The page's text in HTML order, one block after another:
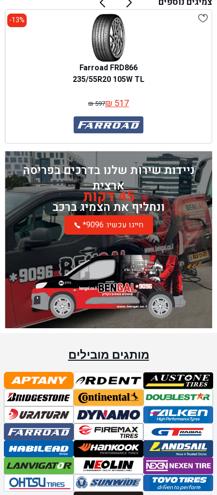
13%-
Farroad FRD866
235/55R20 105W TL
₪597
המחיר
המקורי
היה:
₪ 597.
₪517 המחיר
הנוכחי
הוא:
₪ 517.
ניידות שירות שלנו בדרכים בפריסה
ארצית
45 דקות
ונחליף את הצמיג ברכב
*חייגו עכשיו: 9096
מותגים מובילים